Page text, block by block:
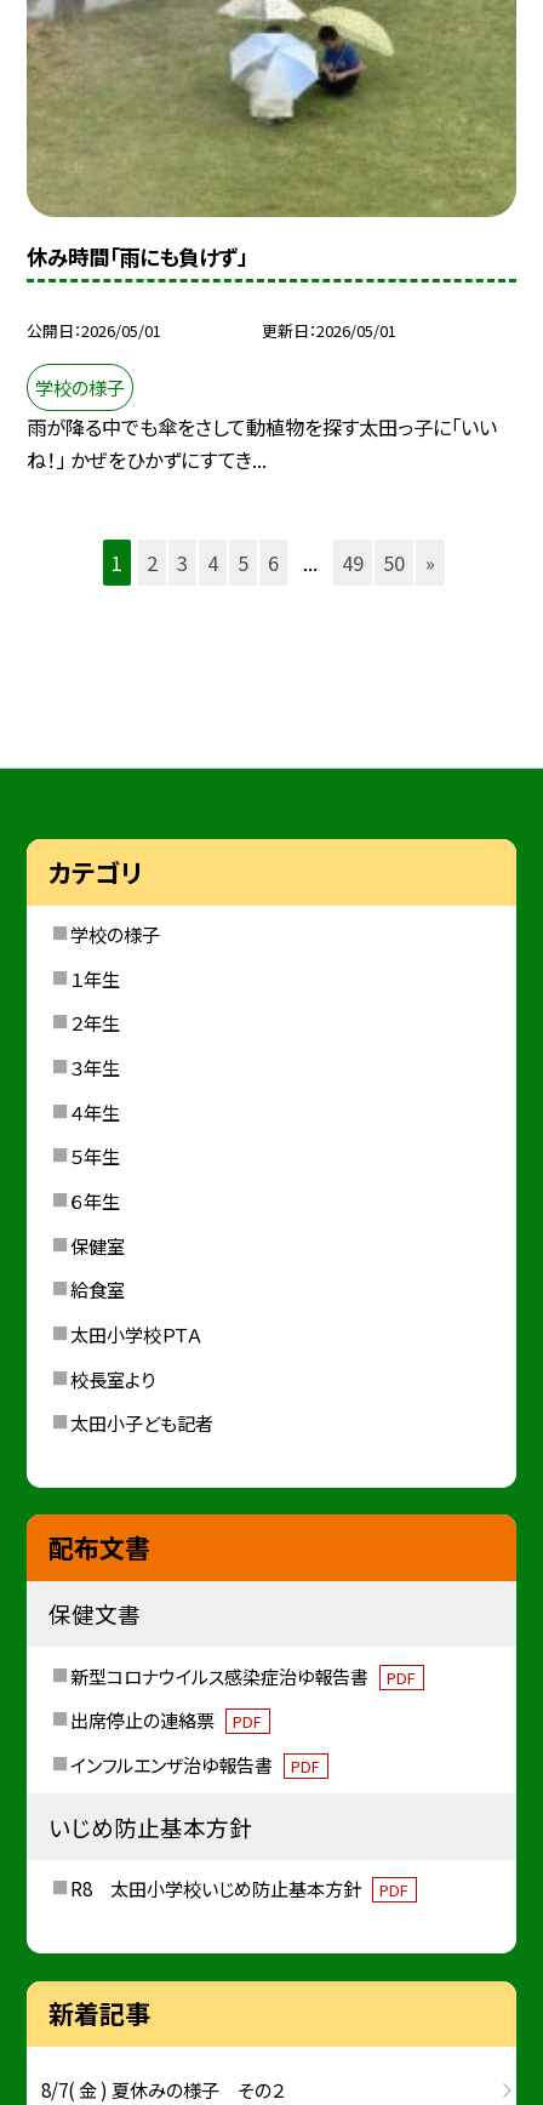
休み時間「雨にも負けず」
公開日 2026/05/01 更新日 2026/05/01
学校の様子
雨が降る中でも傘をさして動植物を探す太田っ子に「いい
ね！」 かぜをひかずにすてき...
1 2 3 4 5 6 ... 49 50 »
カテゴリ
学校の様子
１年生
２年生
３年生
４年生
５年生
６年生
保健室
給食室
太田小学校ＰＴＡ
校長室より
太田小子ども記者
配布文書
保健文書
新型コロナウイルス感染症治ゆ報告書 PDF
出席停止の連絡票 PDF
インフルエンザ治ゆ報告書 PDF
いじめ防止基本方針
R8 太田小学校いじめ防止基本方針 PDF
新着記事
8/7( 金 ) 夏休みの様子 その２